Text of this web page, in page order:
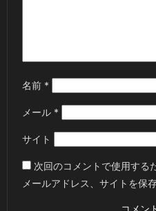
名前 *
メール *
サイト
次回のコメントで使用する
メールアドレス、サイトを保存